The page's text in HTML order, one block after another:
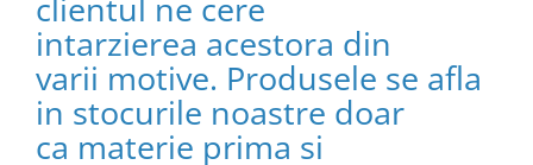
clientul ne cere
intarzierea acestora din
varii motive. Produsele se afla
in stocurile noastre doar
ca materie prima si